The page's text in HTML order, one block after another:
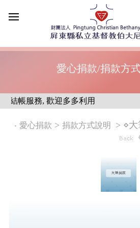
愛心捐款/捐款方
帳服務, 歡迎多多利用
‧ 愛心捐款 > 捐款方式說明 > ⋄大